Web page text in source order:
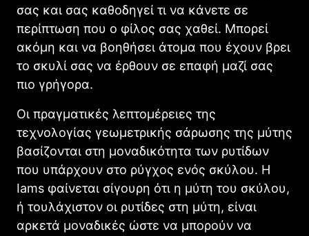
σας και σας καθοδηγεί τι να κάνετε σε
περίπτωση που ο φίλος σας χαθεί. Μπορεί
ακόμη και να βοηθήσει άτομα που έχουν βρει
το σκυλί σας να έρθουν σε επαφή μαζί σας
πιο γρήγορα.
Οι πραγματικές λεπτομέρειες της
τεχνολογίας γεωμετρικής σάρωσης της μύτης
βασίζονται στη μοναδικότητα των ρυτίδων
που υπάρχουν στο ρύγχος ενός σκύλου. Η
Iams φαίνεται σίγουρη ότι η μύτη του σκύλου,
ή τουλάχιστον οι ρυτίδες στη μύτη, είναι
αρκετά μοναδικές ώστε να μπορούν να